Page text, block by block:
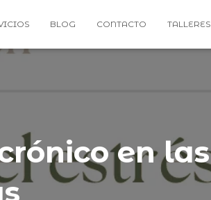
BLOG CONTACTO TALLERES
en las